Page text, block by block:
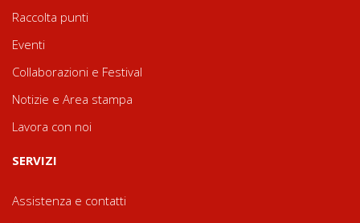
Raccolta punti
Eventi
Collaborazioni e Festival
Notizie e Area stampa
Lavora con noi
SERVIZI
Assistenza e contatti